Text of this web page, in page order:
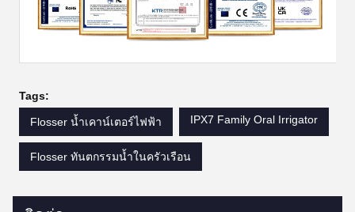
Tags:
Flosser น้ำเคาน์เตอร์ไฟฟ้า IPX7 Family Oral Irrigator
Flosser ทันตกรรมน้ำในครัวเรือน